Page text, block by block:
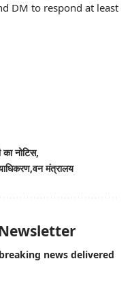
DM to respond at least
का नोटिस
वन मंत्रालय
news delivered